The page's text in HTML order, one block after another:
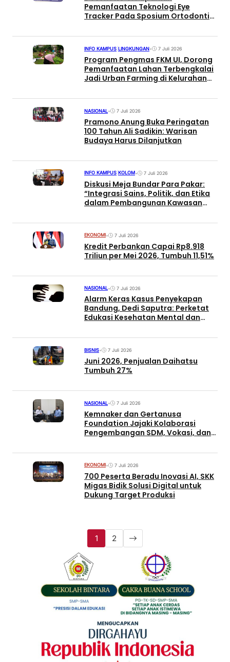
Pemanfaatan Teknologi Eye
Tracker Pada Sposium Ortodonti
INFO KAMPUS LINGKUNGAN• 7 Juli 2026
Program Pengmas FKM UI, Dorong
Pemanfaatan Lahan Terbengkalai
Jadi Urban Farming di Kelurahan
NASIONAL• 7 Juli 2026
Pramono Anung Buka Peringatan
100 Tahun Ali Sadikin: Warisan
Budaya Harus Dilanjutkan
INFO KAMPUS KOLOM• 7 Juli 2026
Diskusi Meja Bundar Para Pakar:
“Integrasi Sains, Politik, dan Etika
dalam Pembangunan Kawasan
Ekologis di Indonesia
EKONOMI• 7 Juli 2026
Kredit Perbankan Capai Rp8.918
Triliun per Mei 2026, Tumbuh 11,51%
NASIONAL• 7 Juli 2026
Alarm Keras Kasus Penyekapan
Bandung, Dedi Saputra: Perketat
Edukasi Kesehatan Mental dan
BISNIS• 7 Juli 2026
Juni 2026, Penjualan Daihatsu
Tumbuh 27%
NASIONAL• 7 Juli 2026
Kemnaker dan Gertanusa
Foundation Jajaki Kolaborasi
Pengembangan SDM, Vokasi, dan
EKONOMI • 7 Juli 2026
700 Peserta Beradu Inovasi AI, SKK
Migas Bidik Solusi Digital untuk
Dukung Target Produksi
1 2